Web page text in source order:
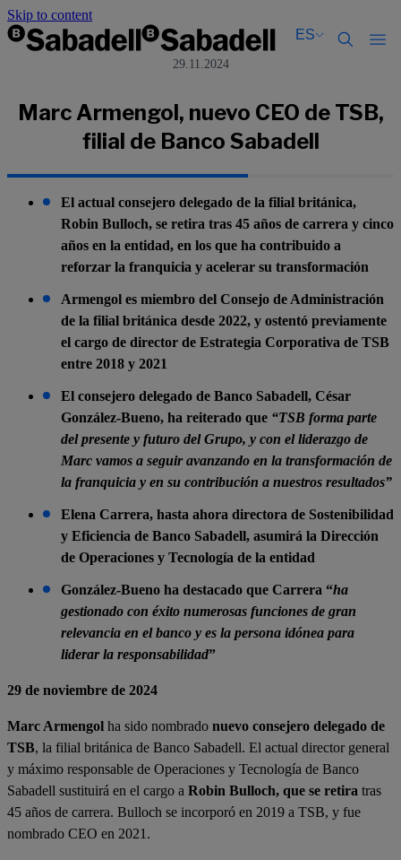
Skip to content
ES
English
Español
English
Español
29.11.2024
Marc Armengol, nuevo CEO de TSB,
filial de Banco Sabadell
El actual consejero delegado de la filial británica,
Robin Bulloch, se retira tras 45 años de carrera y cinco
años en la entidad, en los que ha contribuido a
reforzar la franquicia y acelerar su transformación
Armengol es miembro del Consejo de Administración
de la filial británica desde 2022, y ostentó previamente
el cargo de director de Estrategia Corporativa de TSB
entre 2018 y 2021
El consejero delegado de Banco Sabadell, César
González-Bueno, ha reiterado que “TSB forma parte
del presente y futuro del Grupo, y con el liderazgo de
Marc vamos a seguir avanzando en la transformación de
la franquicia y en su contribución a nuestros resultados”
Elena Carrera, hasta ahora directora de Sostenibilidad
y Eficiencia de Banco Sabadell, asumirá la Dirección
de Operaciones y Tecnología de la entidad
González-Bueno ha destacado que Carrera “ha
gestionado con éxito numerosas funciones de gran
relevancia en el banco y es la persona idónea para
liderar la responsabilidad”
29 de noviembre de 2024
Marc Armengol ha sido nombrado nuevo consejero delegado de
TSB, la filial británica de Banco Sabadell. El actual director general
y máximo responsable de Operaciones y Tecnología de Banco
Sabadell sustituirá en el cargo a Robin Bulloch, que se retira tras
45 años de carrera. Bulloch se incorporó en 2019 a TSB, y fue
nombrado CEO en 2021.